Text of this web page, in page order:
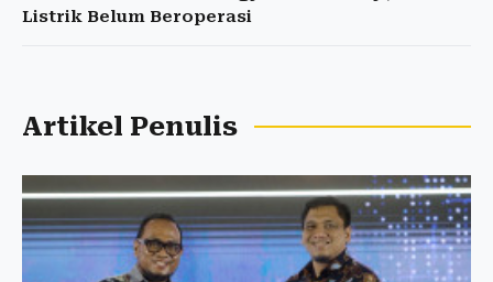
Listrik Belum Beroperasi
Artikel Penulis